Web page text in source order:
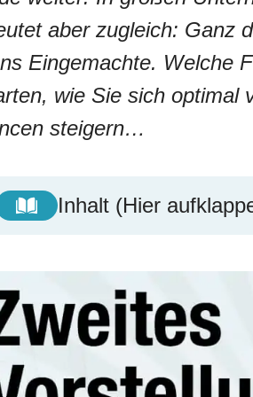
aber zugleich: Ganz
Eingemachte. Welche
wie Sie sich optimal
steigern…
Inhalt (Hier